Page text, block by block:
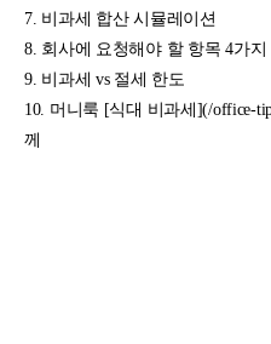
비과세 합산 시뮬레이션
회사에 요청해야 할 항목 4가지
비과세 vs 절세 한도
머니룩 [식대 비과세](/office-
께